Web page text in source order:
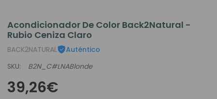
Acondicionador De Color Back2Natural -
Rubio Ceniza Claro
BACK2NATURAL
Auténtico
SKU:
B2N_C#LNABlonde
39,26€